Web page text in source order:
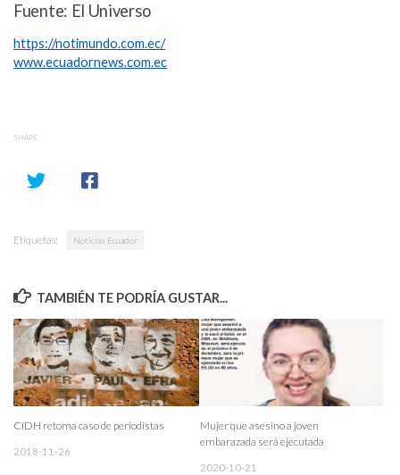
Fuente: El Universo
https://notimundo.com.ec/
www.ecuadornews.com.ec
SHARE
Etiquetas: Noticias Ecuador
TAMBIÉN TE PODRÍA GUSTAR...
CIDH retoma caso de periodistas
2018-11-26
Mujer que asesino a joven
embarazada será ejecutada
2020-10-21